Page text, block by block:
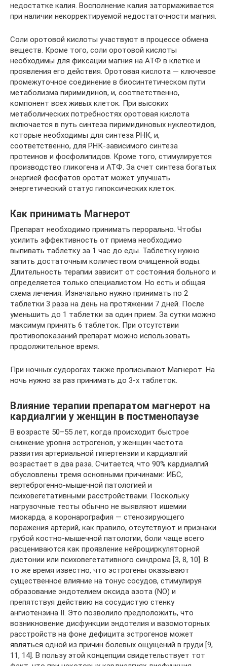
недостатке калия. Восполнение калия затормаживается
при наличии некорректируемой недостаточности магния.
Соли оротовой кислоты участвуют в процессе обмена
веществ. Кроме того, соли оротовой кислоты
необходимы для фиксации магния на АТФ в клетке и
проявления его действия. Оротовая кислота — ключевое
промежуточное соединение в биосинтетическом пути
метаболизма пиримидинов, и, соответственно,
компонент всех живых клеток. При высоких
метаболических потребностях оротовая кислота
включается в путь синтеза пиримидиновых нуклеотидов,
которые необходимы для синтеза РНК, и,
соответственно, для РНК-зависимого синтеза
протеинов и фосфолипидов. Кроме того, стимулируется
производство гликогена и АТФ. За счет синтеза богатых
энергией фосфатов оротат может улучшать
энергетический статус гипоксических клеток.
Как принимать Магнерот
Препарат необходимо принимать перорально. Чтобы
усилить эффективность от приема необходимо
выпивать таблетку за 1 час до еды. Таблетку нужно
запить достаточным количеством очищенной воды.
Длительность терапии зависит от состояния больного и
определяется только специалистом. Но есть и общая
схема лечения. Изначально нужно принимать по 2
таблетки 3 раза на день на протяжении 7 дней. После
уменьшить до 1 таблетки за один прием. За сутки можно
максимум принять 6 таблеток. При отсутствии
противопоказаний препарат можно использовать
продолжительное время.
При ночных судорогах также прописывают Магнерот. На
ночь нужно за раз принимать до 3-х таблеток.
Влияние терапии препаратом магнерот на
кардиалгии у женщин в постменопаузе
В возрасте 50–55 лет, когда происходит быстрое
снижение уровня эстрогенов, у женщин частота
развития артериальной гипертензии и кардиалгий
возрастает в два раза. Считается, что 90% кардиалгий
обусловлены тремя основными причинами: ИБС,
вертеброгенно-мышечной патологией и
психовегетативными расстройствами. Поскольку
нагрузочные тесты обычно не выявляют ишемии
миокарда, а коронарография — стенозирующего
поражения артерий, как правило, отсутствуют и признаки
грубой костно-мышечной патологии, боли чаще всего
расцениваются как проявление нейроциркуляторной
дистонии или психовегетативного синдрома [3, 8, 10]. В
то же время известно, что эстрогены оказывают
существенное влияние на тонус сосудов, стимулируя
образование эндотелием оксида азота (NO) и
препятствуя действию на сосудистую стенку
ангиотензина II. Это позволило предположить, что
возникновение дисфункции эндотелия и вазомоторных
расстройств на фоне дефицита эстрогенов может
являться одной из причин болевых ощущений в груди [9,
11, 14]. В пользу этой концепции свидетельствует тот